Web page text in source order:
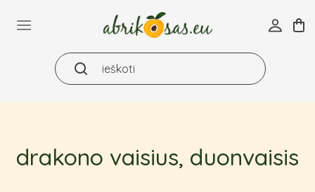
drakono vaisius, duonvaisis